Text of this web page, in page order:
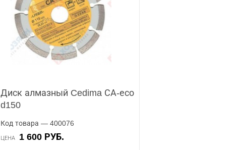
Диск алмазный Cedima СА-есо
d150
Код товара — 400076
ЦЕНА 1 600 РУБ.